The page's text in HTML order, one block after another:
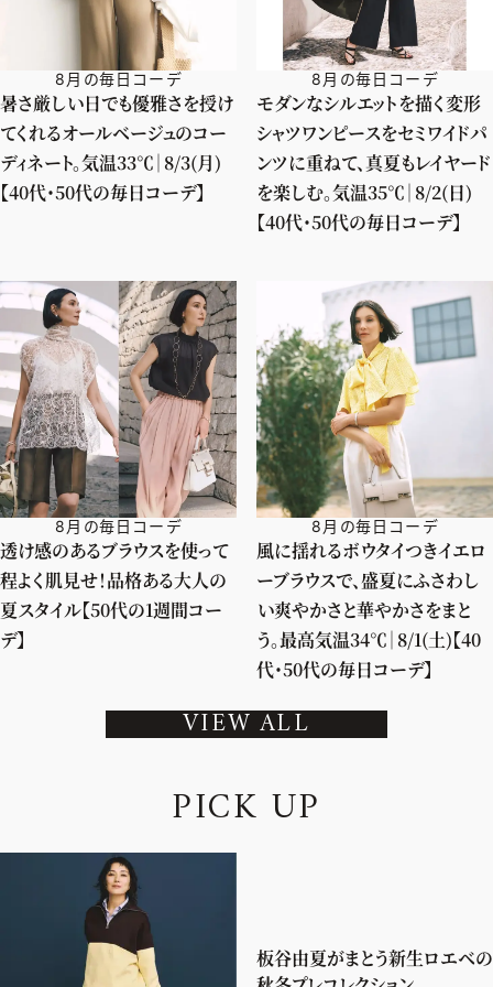
8月の毎日コーデ
暑さ厳しい日でも優雅さを授け
てくれるオールベージュのコー
ディネート。気温33℃｜8/3(月)
【40代・50代の毎日コーデ】
8月の毎日コーデ
モダンなシルエットを描く変形
シャツワンピースをセミワイドパ
ンツに重ねて、真夏もレイヤード
を楽しむ。気温35℃｜8/2(日)
【40代・50代の毎日コーデ】
8月の毎日コーデ
透け感のあるブラウスを使って
程よく肌見せ！品格ある大人の
夏スタイル【50代の1週間コー
デ】
8月の毎日コーデ
風に揺れるボウタイつきイエロ
ーブラウスで、盛夏にふさわし
い爽やかさと華やかさをまと
う。最高気温34℃｜8/1(土)【40
代・50代の毎日コーデ】
VIEW ALL
PICK UP
板谷由夏がまとう新生ロエベの